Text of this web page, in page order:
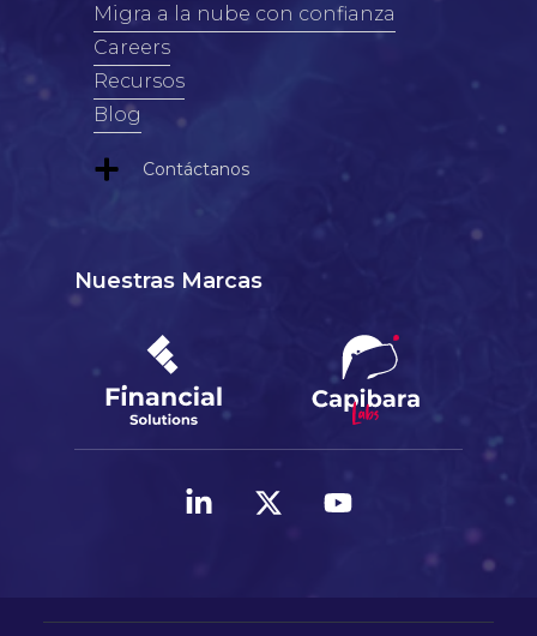
Migra a la nube con confianza
Careers
Recursos
Blog
Contáctanos
Nuestras Marcas